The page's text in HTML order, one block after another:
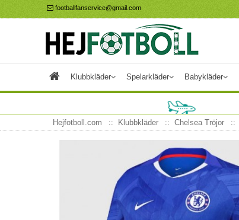
footballfanservice@gmail.com
Klubbkläder Spelarkläder Babykläder
Hejfotboll.com Klubbkläder Chelsea Tröjor